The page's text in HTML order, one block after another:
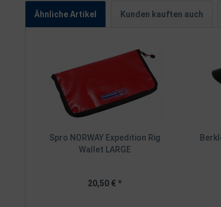
Ähnliche Artikel Kunden kauften auch
Spro NORWAY Expedition Rig
Wallet LARGE
20,50 € *